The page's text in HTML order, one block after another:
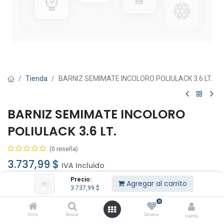
Precio:
3.737,99 $ Agregar al carrito
Inicio Buscar
0
Deseos Cuenta
Tienda BARNIZ SEMIMATE INCOLORO POLIULACK 3.6 LT.
BARNIZ SEMIMATE INCOLORO
POLIULACK 3.6 LT.
(0 reseña)
3.737,99 $ IVA Incluido